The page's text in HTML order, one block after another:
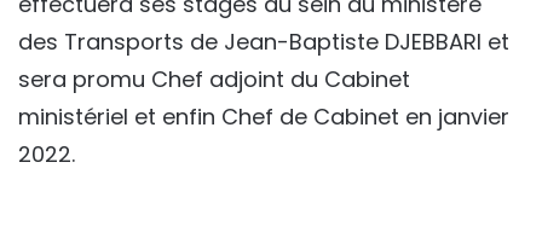
des Transports de Jean-Baptiste DJEBBARI et
sera promu Chef adjoint du Cabinet
ministériel et enfin Chef de Cabinet en janvier
2022.